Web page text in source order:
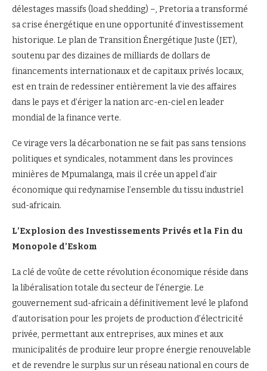
délestages massifs (load shedding) –, Pretoria a transformé
sa crise énergétique en une opportunité d’investissement
historique. Le plan de Transition Énergétique Juste (JET),
soutenu par des dizaines de milliards de dollars de
financements internationaux et de capitaux privés locaux,
est en train de redessiner entièrement la vie des affaires
dans le pays et d’ériger la nation arc-en-ciel en leader
mondial de la finance verte.
Ce virage vers la décarbonation ne se fait pas sans tensions
politiques et syndicales, notamment dans les provinces
minières de Mpumalanga, mais il crée un appel d’air
économique qui redynamise l’ensemble du tissu industriel
sud-africain.
L’Explosion des Investissements Privés et la Fin du
Monopole d’Eskom
La clé de voûte de cette révolution économique réside dans
la libéralisation totale du secteur de l’énergie. Le
gouvernement sud-africain a définitivement levé le plafond
d’autorisation pour les projets de production d’électricité
privée, permettant aux entreprises, aux mines et aux
municipalités de produire leur propre énergie renouvelable
et de revendre le surplus sur un réseau national en cours de